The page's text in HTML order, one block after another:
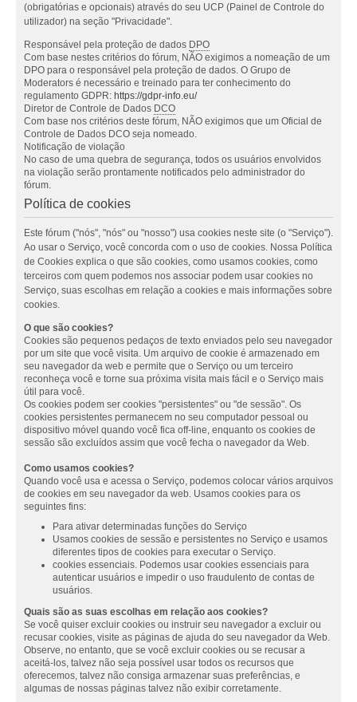
(obrigatórias e opcionais) através do seu UCP (Painel de Controle do
utilizador) na seção "Privacidade".
Responsável pela proteção de dados DPO
Com base nestes critérios do fórum, NÃO exigimos a nomeação de um
DPO para o responsável pela proteção de dados. O Grupo de
Moderators é necessário e treinado para ter conhecimento do
regulamento GDPR: https://gdpr-info.eu/
Diretor de Controle de Dados DCO
Com base nos critérios deste fórum, NÃO exigimos que um Oficial de
Controle de Dados DCO seja nomeado.
Notificação de violação
No caso de uma quebra de segurança, todos os usuários envolvidos
na violação serão prontamente notificados pelo administrador do
fórum.
Política de cookies
Este fórum ("nós", "nós" ou "nosso") usa cookies neste site (o "Serviço").
Ao usar o Serviço, você concorda com o uso de cookies. Nossa Política
de Cookies explica o que são cookies, como usamos cookies, como
terceiros com quem podemos nos associar podem usar cookies no
Serviço, suas escolhas em relação a cookies e mais informações sobre
cookies.
O que são cookies?
Cookies são pequenos pedaços de texto enviados pelo seu navegador
por um site que você visita. Um arquivo de cookie é armazenado em
seu navegador da web e permite que o Serviço ou um terceiro
reconheça você e torne sua próxima visita mais fácil e o Serviço mais
útil para você.
Os cookies podem ser cookies "persistentes" ou "de sessão". Os
cookies persistentes permanecem no seu computador pessoal ou
dispositivo móvel quando você fica off-line, enquanto os cookies de
sessão são excluídos assim que você fecha o navegador da Web.
Como usamos cookies?
Quando você usa e acessa o Serviço, podemos colocar vários arquivos
de cookies em seu navegador da web. Usamos cookies para os
seguintes fins:
Para ativar determinadas funções do Serviço
Usamos cookies de sessão e persistentes no Serviço e usamos
diferentes tipos de cookies para executar o Serviço.
cookies essenciais. Podemos usar cookies essenciais para
autenticar usuários e impedir o uso fraudulento de contas de
usuários.
Quais são as suas escolhas em relação aos cookies?
Se você quiser excluir cookies ou instruir seu navegador a excluir ou
recusar cookies, visite as páginas de ajuda do seu navegador da Web.
Observe, no entanto, que se você excluir cookies ou se recusar a
aceitá-los, talvez não seja possível usar todos os recursos que
oferecemos, talvez não consiga armazenar suas preferências, e
algumas de nossas páginas talvez não exibir corretamente.